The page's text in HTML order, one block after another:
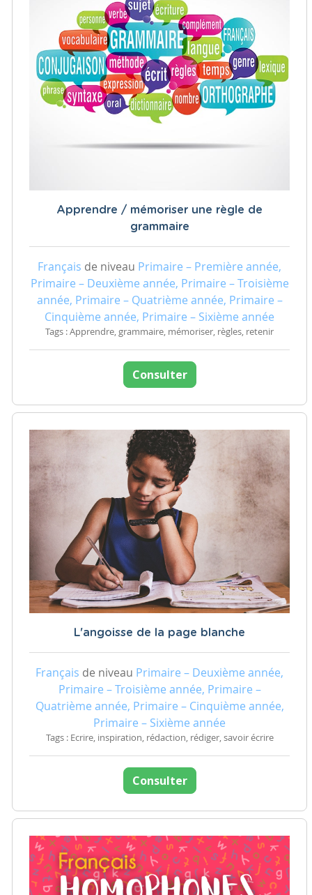
Apprendre / mémoriser une règle de
grammaire
Français de niveau Primaire – Première année,
Primaire – Deuxième année, Primaire – Troisième
année, Primaire – Quatrième année, Primaire –
Cinquième année, Primaire – Sixième année
Tags : Apprendre, grammaire, mémoriser, règles, retenir
Consulter
L'angoisse de la page blanche
Français de niveau Primaire – Deuxième année,
Primaire – Troisième année, Primaire –
Quatrième année, Primaire – Cinquième année,
Primaire – Sixième année
Tags : Ecrire, inspiration, rédaction, rédiger, savoir écrire
Consulter